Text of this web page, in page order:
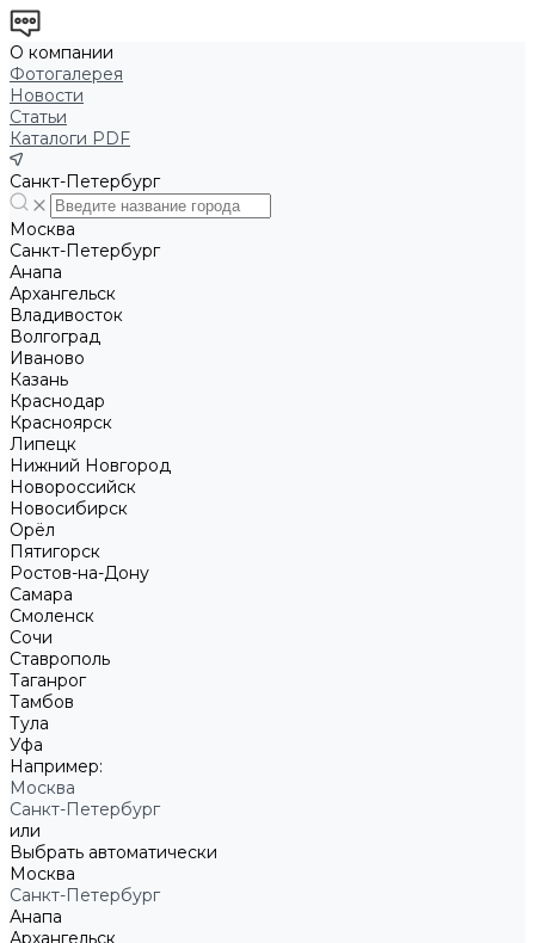
О компании
Фотогалерея
Новости
Статьи
Каталоги PDF
Санкт-Петербург
Москва
Санкт-Петербург
Анапа
Архангельск
Владивосток
Волгоград
Иваново
Казань
Краснодар
Красноярск
Липецк
Нижний Новгород
Новороссийск
Новосибирск
Орёл
Пятигорск
Ростов-на-Дону
Самара
Смоленск
Сочи
Ставрополь
Таганрог
Тамбов
Тула
Уфа
Например:
Москва
Санкт-Петербург
или
Выбрать автоматически
Москва
Санкт-Петербург
Анапа
Архангельск